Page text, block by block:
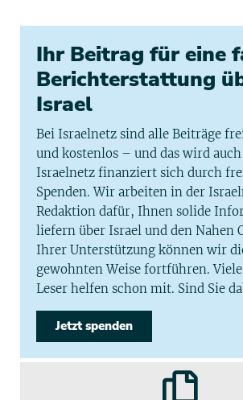
Ihr Beitrag für eine
Berichterstattung
Israel
Bei Israelnetz sind alle Beiträge
und kostenlos – und das wird
Israelnetz finanziert sich durch
Spenden. Wir arbeiten in der
Redaktion dafür, Ihnen solide
liefern über Israel und den Nahen
Ihrer Unterstützung können wir
gewohnten Weise fortführen.
Leser helfen schon mit. Sind Sie
Jetzt spenden